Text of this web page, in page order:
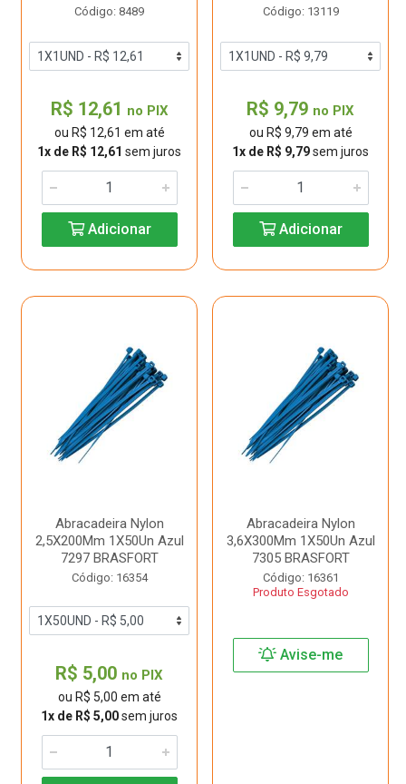
Código: 8489
R$ 12,61 no PIX
ou R$ 12,61 em até
1x de R$ 12,61 sem juros
Adicionar
Código: 13119
R$ 9,79 no PIX
ou R$ 9,79 em até
1x de R$ 9,79sem juros
Adicionar
Abracadeira Nylon
2,5X200Mm 1X50Un Azul
7297 BRASFORT
Código: 16354
R$ 5,00 no PIX
ou R$ 5,00 em até
1x de R$ 5,00sem juros
Abracadeira Nylon
3,6X300Mm 1X50Un Azul
7305 BRASFORT
Código: 16361
Produto Esgotado
Avise-me